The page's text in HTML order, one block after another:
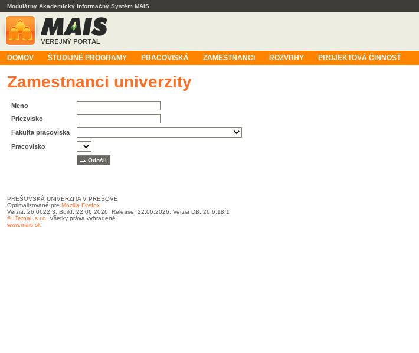
Modulárny Akademický Informačný Systém MAIS
DOMOV ŠTUDIJNÉ PROGRAMY PRACOVISKÁ ZAMESTNANCI ROZVRHY PROJEKTOVÁ ČINNOSŤ
Zamestnanci univerzity
Meno
Priezvisko
Fakulta pracoviska
Pracovisko
PREŠOVSKÁ UNIVERZITA V PREŠOVE
Optimalizované pre Mozilla Firefox
Verzia: 26.0622.3, Build: 22.06.2026, Release: 22.06.2026, Verzia DB: 26.6.18.1
© ITernal, s.r.o. Všetky práva vyhradené
www.mais.sk